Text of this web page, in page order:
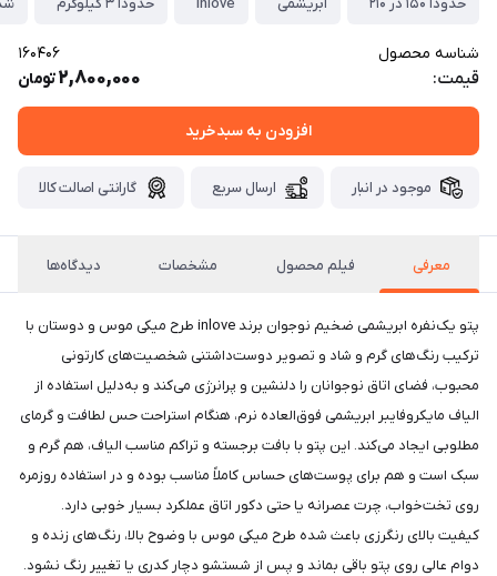
حدودا ۱۵۰ در ۲۱۰
ابریشمی
Inlove
حدودا ۳ کیلوگرم
شناسه محصول 160406
قیمت: 2,800,000تومان
افزودن به سبدخرید
موجود در انبار ارسال سریع گارانتی اصالت کالا
معرفی فیلم محصول مشخصات دیدگاه‌ها
پتو یک‌نفره ابریشمی ضخیم نوجوان برند inlove طرح میکی موس و دوستان با
ترکیب رنگ‌های گرم و شاد و تصویر دوست‌داشتنی شخصیت‌های کارتونی
محبوب، فضای اتاق نوجوانان را دلنشین و پرانرژی می‌کند و به‌دلیل استفاده از
الیاف مایکروفایبر ابریشمی فوق‌العاده نرم، هنگام استراحت حس لطافت و گرمای
مطلوبی ایجاد می‌کند. این پتو با بافت برجسته و تراکم مناسب الیاف، هم گرم و
سبک است و هم برای پوست‌های حساس کاملاً مناسب بوده و در استفاده روزمره
روی تخت‌خواب، چرت عصرانه یا حتی دکور اتاق عملکرد بسیار خوبی دارد.
کیفیت بالای رنگرزی باعث شده طرح میکی موس با وضوح بالا، رنگ‌های زنده و
دوام عالی روی پتو باقی بماند و پس از شستشو دچار کدری یا تغییر رنگ نشود.